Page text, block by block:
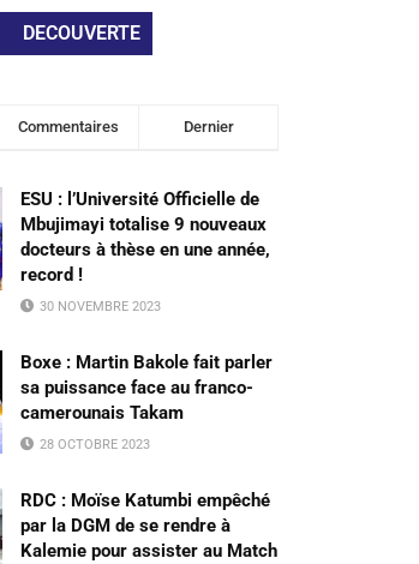
DECOUVERTE
Commentaires Dernier
ESU : l’Université Officielle de
Mbujimayi totalise 9 nouveaux
docteurs à thèse en une année,
record !
30 NOVEMBRE 2023
Boxe : Martin Bakole fait parler
sa puissance face au franco-
camerounais Takam
28 OCTOBRE 2023
RDC : Moïse Katumbi empêché
par la DGM de se rendre à
Kalemie pour assister au Match